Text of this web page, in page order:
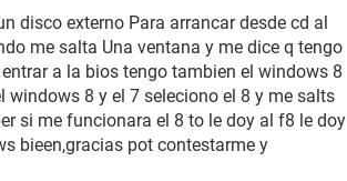
disco externo Para arrancar desde cd al
me salta Una ventana y me dice q tengo
a la bios tengo tambien el windows 8
8 y el 7 seleciono el 8 y me salts
si me funcionara el 8 to le doy al f8 le doy
bieen,gracias pot contestarme y